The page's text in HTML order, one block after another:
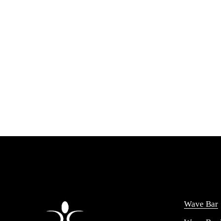
Wave Bar